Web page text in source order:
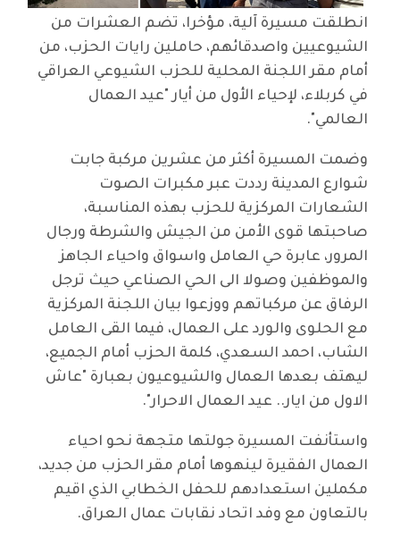
انطلقت مسيرة آلية، مؤخرا، تضم العشرات من
الشيوعيين واصدقائهم، حاملين رايات الحزب، من
أمام مقر اللجنة المحلية للحزب الشيوعي العراقي
في كربلاء، لإحياء الأول من أيار "عيد العمال
العالمي".
وضمت المسيرة أكثر من عشرين مركبة جابت
شوارع المدينة رددت عبر مكبرات الصوت
الشعارات المركزية للحزب بهذه المناسبة،
صاحبتها قوى الأمن من الجيش والشرطة ورجال
المرور، عابرة حي العامل واسواق واحياء الجاهز
والموظفين وصولا الى الحي الصناعي حيث ترجل
الرفاق عن مركباتهم ووزعوا بيان اللجنة المركزية
مع الحلوى والورد على العمال، فيما القى العامل
الشاب، احمد السعدي، كلمة الحزب أمام الجميع،
ليهتف بعدها العمال والشيوعيون بعبارة "عاش
الاول من ايار.. عيد العمال الاحرار".
واستأنفت المسيرة جولتها متجهة نحو احياء
العمال الفقيرة لينهوها أمام مقر الحزب من جديد،
مكملين استعدادهم للحفل الخطابي الذي اقيم
بالتعاون مع وفد اتحاد نقابات عمال العراق.